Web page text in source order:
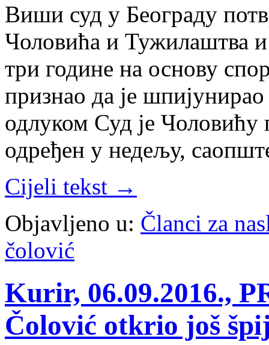
Виши суд у Београду
Чоловића и Тужилаштва и
три године на основу
признао да је
одлуком Суд је Чоловићу
одређен у недељу,
Cijeli tekst →
Objavljeno u: Članci za
čolović
Kurir, 06.09.2016.,
Čolović otkrio još